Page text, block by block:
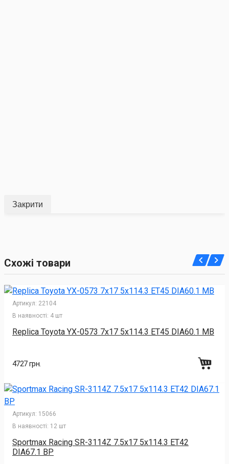
Закрити
Схожі товари
Артикул: 22104
В наявності: 4 шт
Replica Toyota YX-0573 7x17 5x114.3 ET45 DIA60.1 MB
4727 грн.
Артикул: 15066
В наявності: 12 шт
Sportmax Racing SR-3114Z 7.5x17 5x114.3 ET42
DIA67.1 BP